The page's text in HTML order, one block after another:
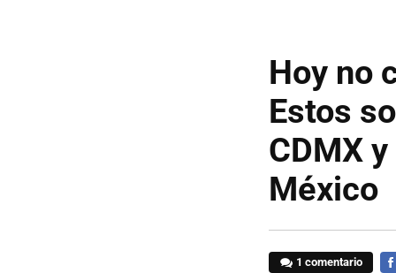
Hoy no
Estos
CDMX
México
1 comentario